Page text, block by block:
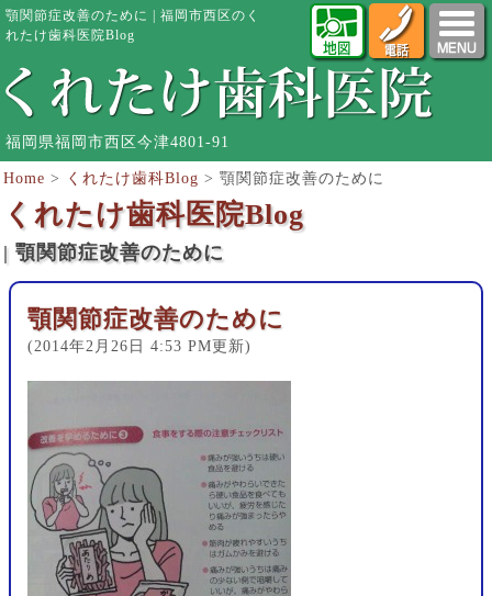
顎関節症改善のために | 福岡市西区のく
れたけ歯科医院Blog
福岡県福岡市西区今津4801-91
Home > くれたけ歯科Blog > 顎関節症改善のために
くれたけ歯科医院Blog
| 顎関節症改善のために
顎関節症改善のために
(2014年2月26日 4:53 PM更新)